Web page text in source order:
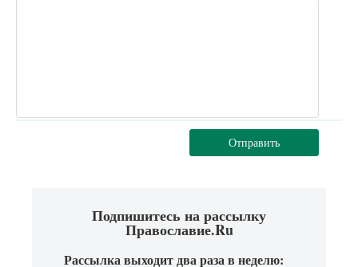
Отправить
Подпишитесь на рассылку
Православие.Ru
Рассылка выходит два раза в неделю: